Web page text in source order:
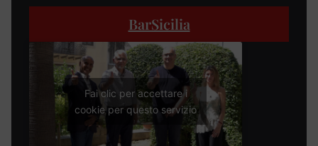
BarSicilia
Fai clic per accettare i
cookie per questo servizio